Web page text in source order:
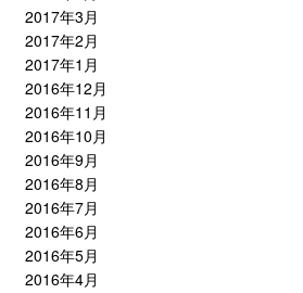
2017年3月
2017年2月
2017年1月
2016年12月
2016年11月
2016年10月
2016年9月
2016年8月
2016年7月
2016年6月
2016年5月
2016年4月